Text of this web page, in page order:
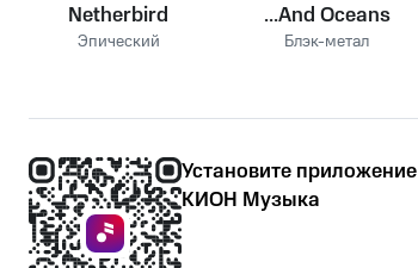
Netherbird
Эпический
...And Oceans
Блэк-метал
Установите приложение
КИОН Музыка